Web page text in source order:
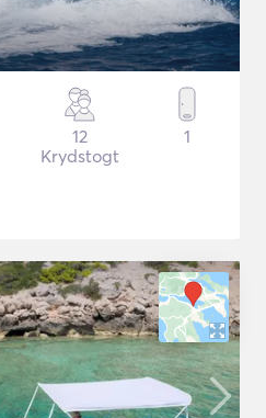
12
Krydstogt
1